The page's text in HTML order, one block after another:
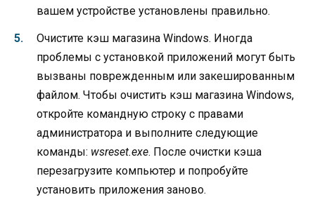
вашем устройстве установлены правильно.
Очистите кэш магазина Windows. Иногда
проблемы с установкой приложений могут быть
вызваны поврежденным или закешированным
файлом. Чтобы очистить кэш магазина Windows,
откройте командную строку с правами
администратора и выполните следующие
команды: wsreset.exe. После очистки кэша
перезагрузите компьютер и попробуйте
установить приложения заново.